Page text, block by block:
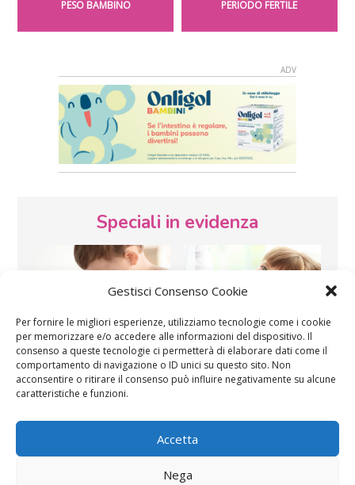
Gestisci Consenso Cookie
Per fornire le migliori esperienze, utilizziamo tecnologie come i cookie
per memorizzare e/o accedere alle informazioni del dispositivo. Il
consenso a queste tecnologie ci permetterà di elaborare dati come il
comportamento di navigazione o ID unici su questo sito. Non
acconsentire o ritirare il consenso può influire negativamente su alcune
caratteristiche e funzioni.
Accetta
Nega
PESO BAMBINO PERIODO FERTILE
Speciali in evidenza
Vaccini SOS Pediatra